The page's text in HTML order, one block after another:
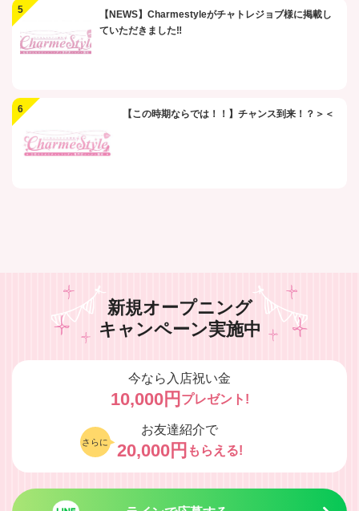
【NEWS】Charmestyleがチャトレジョブ様に掲載し
ていただきました‼
【この時期ならでは！！】チャンス到来！？＞＜
新規オープニング
キャンペーン実施中
今なら入店祝い金
10,000円 プレゼント!
さらに
お友達紹介で
20,000円 もらえる!